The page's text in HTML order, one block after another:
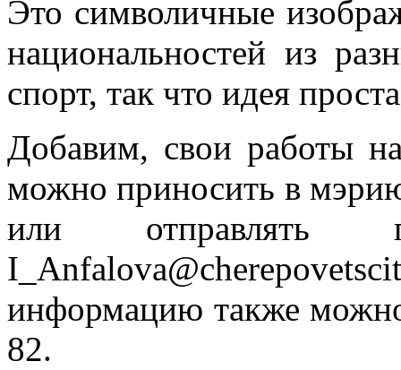
Это символичные
национальностей из
спорт, так что идея
Добавим, свои работы
можно приносить в
или отправлять
информацию также
82.